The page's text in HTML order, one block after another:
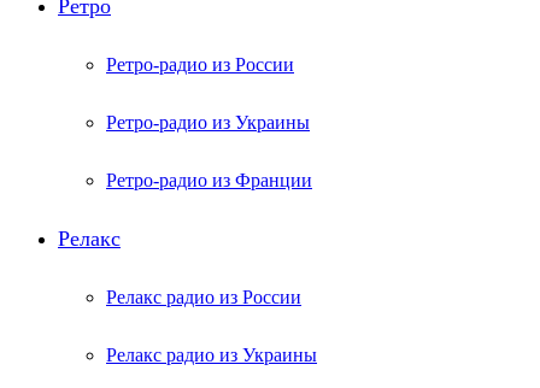
Ретро
Ретро-радио из России
Ретро-радио из Украины
Ретро-радио из Франции
Релакс
Релакс радио из России
Релакс радио из Украины